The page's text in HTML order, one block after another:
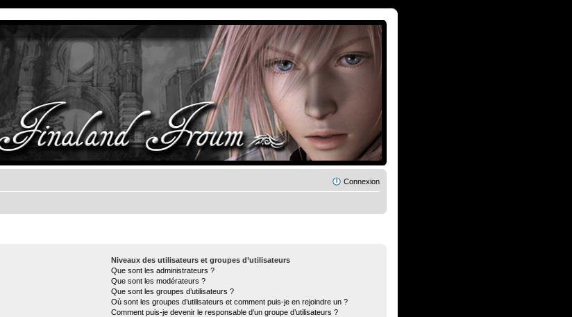
Connexion
Niveaux des utilisateurs et groupes d’utilisateurs
Que sont les administrateurs ?
Que sont les modérateurs ?
Que sont les groupes d’utilisateurs ?
Où sont les groupes d’utilisateurs et comment puis-je en rejoindre un ?
Comment puis-je devenir le responsable d’un groupe d’utilisateurs ?